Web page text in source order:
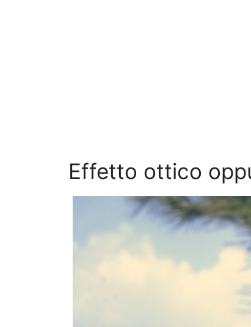
Effetto ottico